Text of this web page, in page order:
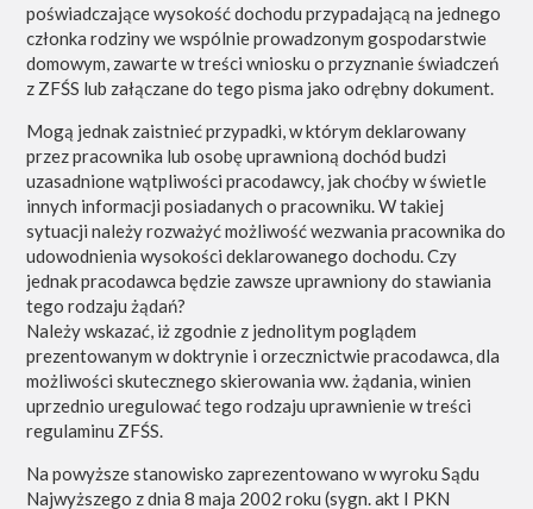
poświadczające wysokość dochodu przypadającą na jednego
członka rodziny we wspólnie prowadzonym gospodarstwie
domowym, zawarte w treści wniosku o przyznanie świadczeń
z ZFŚS lub załączane do tego pisma jako odrębny dokument.
Mogą jednak zaistnieć przypadki, w którym deklarowany
przez pracownika lub osobę uprawnioną dochód budzi
uzasadnione wątpliwości pracodawcy, jak choćby w świetle
innych informacji posiadanych o pracowniku. W takiej
sytuacji należy rozważyć możliwość wezwania pracownika do
udowodnienia wysokości deklarowanego dochodu. Czy
jednak pracodawca będzie zawsze uprawniony do stawiania
tego rodzaju żądań?
Należy wskazać, iż zgodnie z jednolitym poglądem
prezentowanym w doktrynie i orzecznictwie pracodawca, dla
możliwości skutecznego skierowania ww. żądania, winien
uprzednio uregulować tego rodzaju uprawnienie w treści
regulaminu ZFŚS.
Na powyższe stanowisko zaprezentowano w wyroku Sądu
Najwyższego z dnia 8 maja 2002 roku (sygn. akt I PKN